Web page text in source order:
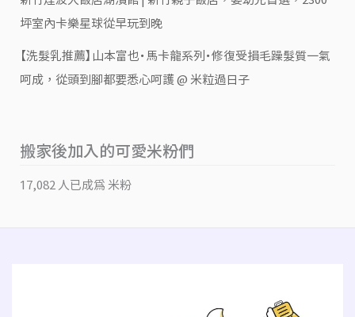
坪室內卡樂星球從早玩到晚
【洗髮乳推薦】山本富也・馬卡龍系列・修復受損毛躁髮質一氣
呵成，從頭到腳都要悉心呵護 @ 米粒過日子
搬家後加入的可愛米粉們
17,082 人已成為 米粉